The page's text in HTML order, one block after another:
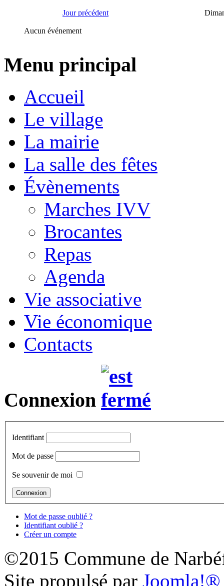
Jour précédent
Aucun événement
Menu principal
Accueil
Le village
La mairie
La salle des fêtes
Évènements
Marches IVV
Brocantes
Repas
Agenda
Vie associative
Vie économique
Contacts
Connexion
Identifiant
Mot de passe
Se souvenir de moi
Mot de passe oublié ?
Identifiant oublié ?
Créer un compte
©2015 Commune de
Site propulsé par Joomla!®